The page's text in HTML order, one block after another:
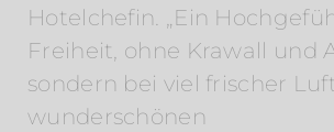
Hotelchefin. „Ein
Freiheit, ohne Krawall und
sondern bei viel frischer
wunderschönen